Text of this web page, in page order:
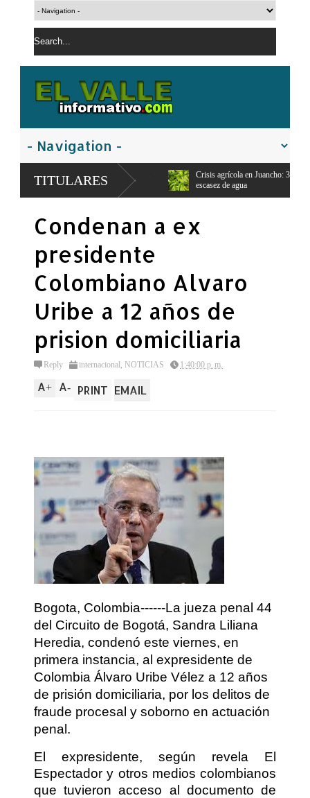
TITULARES
en San Juan de la
Crisis agrícola en Juancho: 300 productores pierden sus
escasez de agua
Condenan a ex
presidente
Colombiano Alvaro
Uribe a 12 años de
prision domiciliaria
Reply internacional, NOTICIAS 1:40:00 p. m.
A+ A- PRINT EMAIL
Bogota, Colombia------La jueza penal 44
del Circuito de Bogotá, Sandra Liliana
Heredia, condenó este viernes, en
primera instancia, al expresidente de
Colombia Álvaro Uribe Vélez a 12 años
de prisión domiciliaria, por los delitos de
fraude procesal y soborno en actuación
penal.
El expresidente, según revela El
Espectador y otros medios colombianos
que tuvieron acceso al documento de